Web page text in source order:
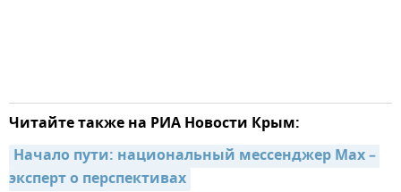
Читайте также на РИА Новости Крым:
Начало пути: национальный мессенджер Max –
эксперт о перспективах